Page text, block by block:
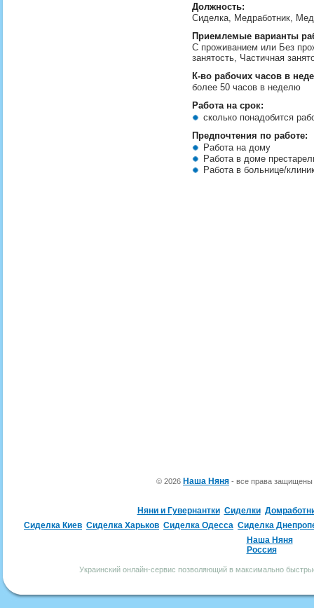
Должность:
Сиделка, Медработник,
Приемлемые варианты
С проживанием или Без
занятость, Частичная
К-во рабочих часов в
более 50 часов в неделю
Работа на срок:
сколько понадобится
Предпочтения по работе:
Работа на дому
Работа в доме
Работа в больнице/
© 2026 Наша Няня - все права
Няни и Гувернантки Сиделки
Сиделка Киев Сиделка Харьков Сиделка Одесса Сиделка
Наша Няня
Россия
Украинский онлайн-сервис позволяющий в максимально